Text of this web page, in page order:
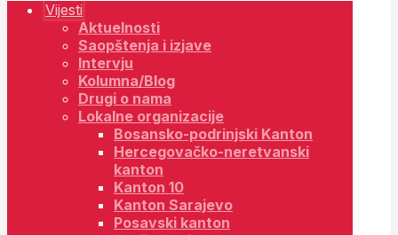
Vijesti
Aktuelnosti
Saopštenja i izjave
Intervju
Kolumna/Blog
Drugi o nama
Lokalne organizacije
Bosansko-podrinjski Kanton
Hercegovačko-neretvanski
kanton
Kanton 10
Kanton Sarajevo
Posavski kanton